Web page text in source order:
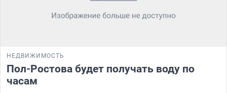
НЕДВИЖИМОСТЬ
Пол-Ростова будет получать воду по
часам